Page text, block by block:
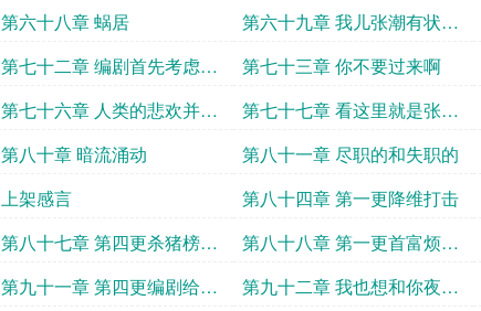
第六十八章 蜗居
第六十九章 我儿张潮有状元
之资
第七十二章 编剧首先考虑的
自然是钱
第七十三章 你不要过来啊
第七十六章 人类的悲欢并不
相通
第七十七章 看这里就是张潮
的故居
第八十章 暗流涌动
第八十一章 尽职的和失职的
上架感言 第八十四章 第一更降维打击
第八十七章 第四更杀猪榜求
月票
第八十八章 第一更首富烦恼
多
第九十一章 第四更编剧给小
第九十二章 我也想和你夜聊